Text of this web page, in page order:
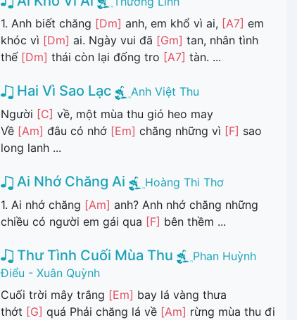
1. Anh biết chăng [Dm] anh, em khổ vì ai, [A7] em
khóc vì [Dm] ai. Ngày vui đã [Gm] tan, nhân tình
thế [Dm] thái còn lại đống tro [A7] tàn. ...
Hai Vì Sao Lạc
Anh Việt Thu
Người [C] về, một mùa thu gió heo may
Về [Am] đâu có nhớ [Em] chăng những vì [F] sao
long lanh ...
Ai Nhớ Chăng Ai
Hoàng Thi Thơ
1. Ai nhớ chăng [Am] anh? Anh nhớ chăng những
chiều có người em gái qua [F] bên thềm ...
Thư Tình Cuối Mùa Thu
Phan Huỳnh
Điểu - Xuân Quỳnh
Cuối trời mây trắng [Em] bay lá vàng thưa
thớt [G] quá Phải chăng lá về [Am] rừng mùa thu đi